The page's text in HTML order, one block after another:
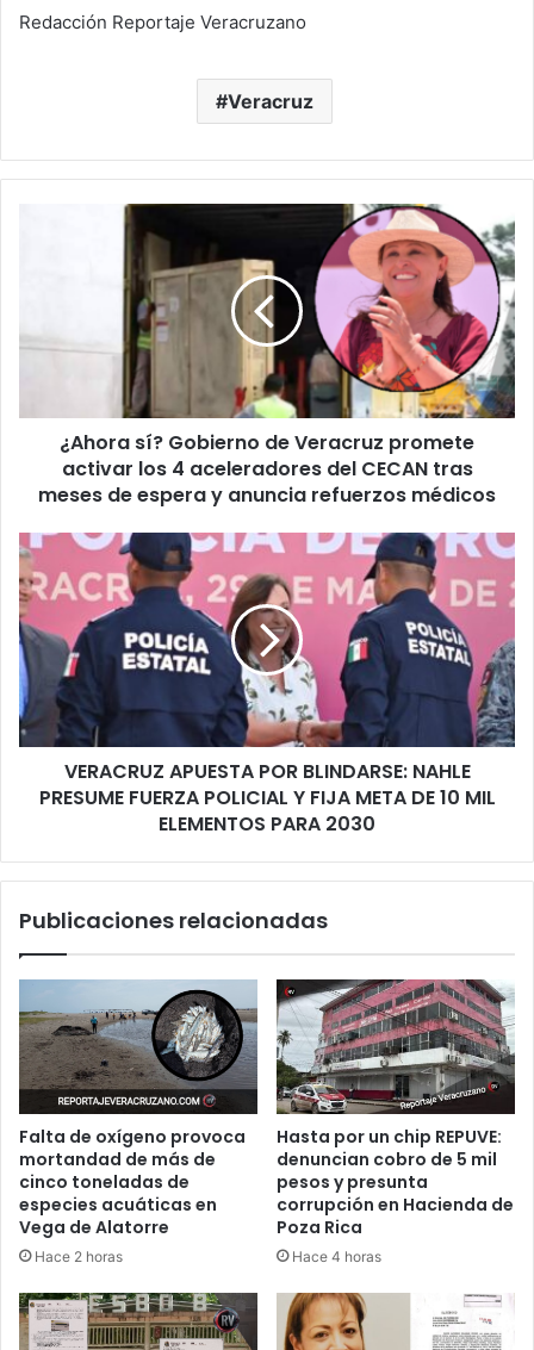
Redacción Reportaje Veracruzano
Veracruz
promete
4
aceleradores
CECAN
meses
de
espera
y
anuncia
refuerzos
médicos
¿Ahora sí? Gobierno de Veracruz promete
activar los 4 aceleradores del CECAN tras
meses de espera y anuncia refuerzos médicos
VERACRUZ
APUESTA
POR
BLINDARSE:
NAHLE
PRESUME
FUERZA
POLICIAL
Y
META
MIL
PARA
VERACRUZ APUESTA POR BLINDARSE: NAHLE
PRESUME FUERZA POLICIAL Y FIJA META DE 10 MIL
ELEMENTOS PARA 2030
Publicaciones relacionadas
Falta de oxígeno provoca
mortandad de más de
cinco toneladas de
especies acuáticas en
Vega de Alatorre
Hace 2 horas
Hasta por un chip REPUVE:
denuncian cobro de 5 mil
pesos y presunta
corrupción en Hacienda de
Poza Rica
Hace 4 horas